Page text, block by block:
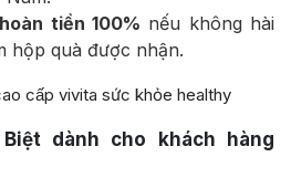
tiền 100% nếu không hài
hộp quà được nhận.
dành cho khách hàng